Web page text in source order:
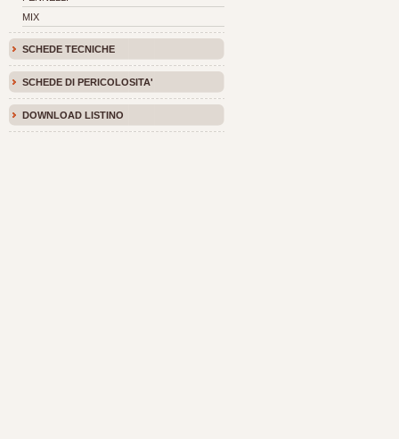
MIX
SCHEDE TECNICHE
SCHEDE DI PERICOLOSITA'
DOWNLOAD LISTINO